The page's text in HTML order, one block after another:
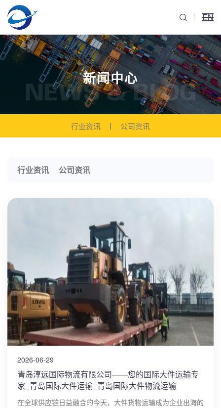
EN
新闻中心
NEWS & BLOG
行业资讯 公司资讯
行业资讯 公司资讯
2026-06-29
青岛淳远国际物流有限公司——您的国际大件运输专
家_青岛国际大件运输_青岛国际大件物流运输
在全球供应链日益融合的今天，大件货物运输成为企业出海的